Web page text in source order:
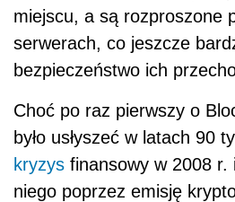
miejscu, a są rozproszone
serwerach, co jeszcze
bezpieczeństwo ich
Choć po raz pierwszy o
było usłyszeć w latach 90
kryzys finansowy w 2008 r.
niego poprzez emisję